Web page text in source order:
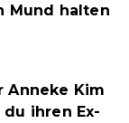
Mund halten
Anneke Kim
du ihren Ex-